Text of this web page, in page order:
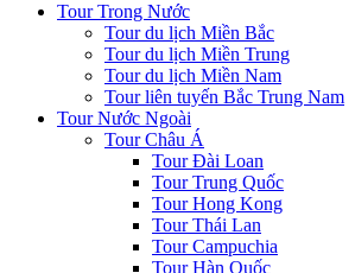
Tour Trong Nước
Tour du lịch Miền Bắc
Tour du lịch Miền Trung
Tour du lịch Miền Nam
Tour liên tuyến Bắc Trung Nam
Tour Nước Ngoài
Tour Châu Á
Tour Đài Loan
Tour Trung Quốc
Tour Hong Kong
Tour Thái Lan
Tour Campuchia
Tour Hàn Quốc